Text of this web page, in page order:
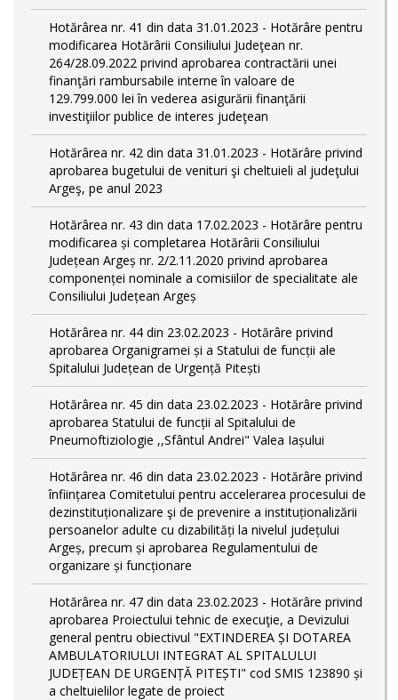
Hotărârea nr. 41 din data 31.01.2023 - Hotărâre pentru
modificarea Hotărârii Consiliului Judeţean nr.
264/28.09.2022 privind aprobarea contractării unei
finanţări rambursabile interne în valoare de
129.799.000 lei în vederea asigurării finanţării
investiţiilor publice de interes judeţean
Hotărârea nr. 42 din data 31.01.2023 - Hotărâre privind
aprobarea bugetului de venituri şi cheltuieli al judeţului
Argeş, pe anul 2023
Hotărârea nr. 43 din data 17.02.2023 - Hotărâre pentru
modificarea și completarea Hotărârii Consiliului
Județean Argeș nr. 2/2.11.2020 privind aprobarea
componenței nominale a comisiilor de specialitate ale
Consiliului Județean Argeș
Hotărârea nr. 44 din 23.02.2023 - Hotărâre privind
aprobarea Organigramei și a Statului de funcții ale
Spitalului Județean de Urgență Pitești
Hotărârea nr. 45 din data 23.02.2023 - Hotărâre privind
aprobarea Statului de funcții al Spitalului de
Pneumoftiziologie ,,Sfântul Andrei" Valea Iașului
Hotărârea nr. 46 din data 23.02.2023 - Hotărâre privind
înființarea Comitetului pentru accelerarea procesului de
dezinstituționalizare şi de prevenire a instituționalizării
persoanelor adulte cu dizabilități la nivelul județului
Argeș, precum și aprobarea Regulamentului de
organizare și funcționare
Hotărârea nr. 47 din data 23.02.2023 - Hotărâre privind
aprobarea Proiectului tehnic de execuţie, a Devizului
general pentru obiectivul "EXTINDEREA ȘI DOTAREA
AMBULATORIULUI INTEGRAT AL SPITALULUI
JUDEȚEAN DE URGENȚĂ PITEȘTI" cod SMIS 123890 și
a cheltuielilor legate de proiect